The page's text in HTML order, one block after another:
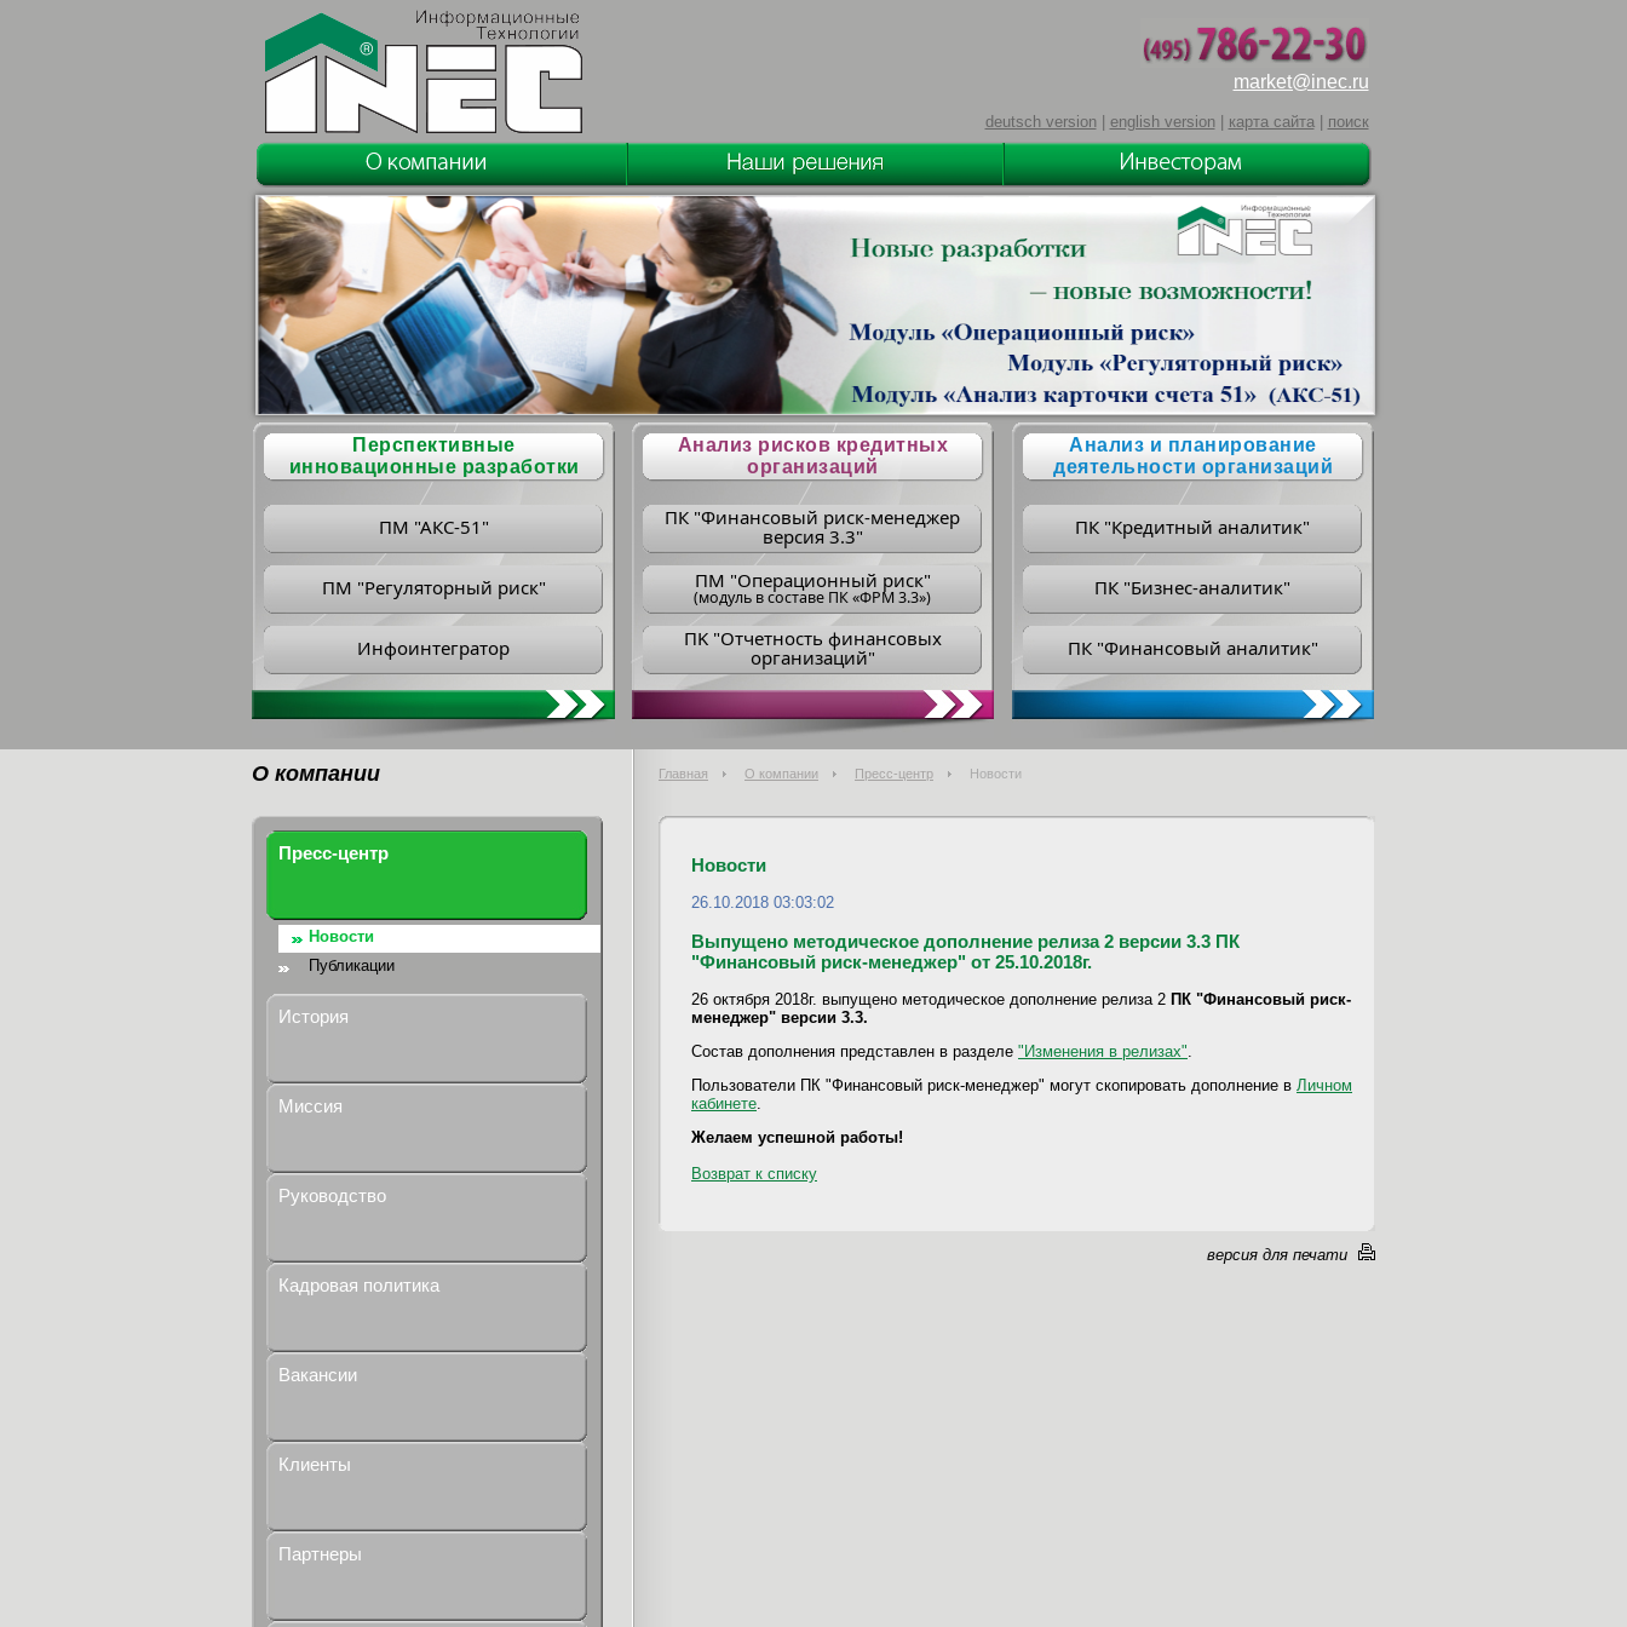
market@inec.ru
deutsch version| english version| карта сайта| поиск
Перспективные
инновационные разработки
ПМ "АКС-51"
ПМ "Регуляторный риск"
Инфоинтегратор
Анализ рисков кредитных
организаций
ПК "Финансовый риск-менеджер
версия 3.3"
ПM "Операционный риск"
(модуль в составе ПК «ФРМ 3.3»)
ПK "Отчетность финансовых
организаций"
Анализ и планирование
деятельности организаций
ПК "Кредитный аналитик"
ПК "Бизнес-аналитик"
ПК "Финансовый аналитик"
О компании Главная О компании Пресс-центр Новости
Пресс-центр
Новости
Публикации
История
Миссия
Руководство
Кадровая политика
Вакансии
Клиенты
Партнеры
Новости
26.10.2018 03:03:02
Выпущенo методическое дополнение релиза 2 версии 3.3 ПК
"Финансовый риск-менеджер" от 25.10.2018г.
26 октября 2018г. выпущено методическое дополнение релиза 2 ПК "Финансовый риск-
менеджер" версии 3.3.
Состав дополнения представлен в разделе "Изменения в релизах"
Пользователи ПК "Финансовый риск-менеджер" могут скопировать дополнение в Личном
кабинете
Желаем успешной работы!
Возврат к списку
версия для печати